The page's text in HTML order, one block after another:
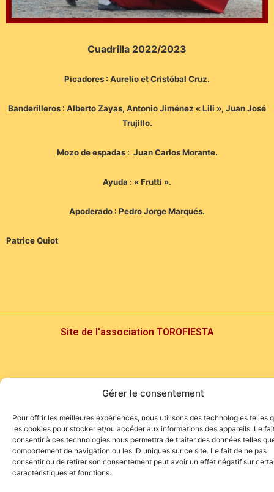
Gérer le consentement
Pour offrir les meilleures expériences, nous utilisons des technologies telles
les cookies pour stocker et/ou accéder aux informations des appareils. Le
consentir à ces technologies nous permettra de traiter des données telles
comportement de navigation ou les ID uniques sur ce site. Le fait de ne pas
consentir ou de retirer son consentement peut avoir un effet négatif sur
caractéristiques et fonctions.
Cuadrilla 2022/2023
Picadores : Aurelio et Cristóbal Cruz.
Banderilleros : Alberto Zayas, Antonio Jiménez « Lili », Juan José
Trujillo.
Mozo de espadas : Juan Carlos Morante.
Ayuda : « Frutti ».
Apoderado : Pedro Jorge Marqués.
Patrice Quiot
Site de l'association TOROFIESTA